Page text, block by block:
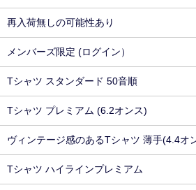
再入荷無しの可能性あり
メンバーズ限定 (ログイン）
Tシャツ スタンダード 50音順
Tシャツ プレミアム (6.2オンス)
ヴィンテージ感のあるTシャツ 薄手(4.4オ
Tシャツ ハイラインプレミアム